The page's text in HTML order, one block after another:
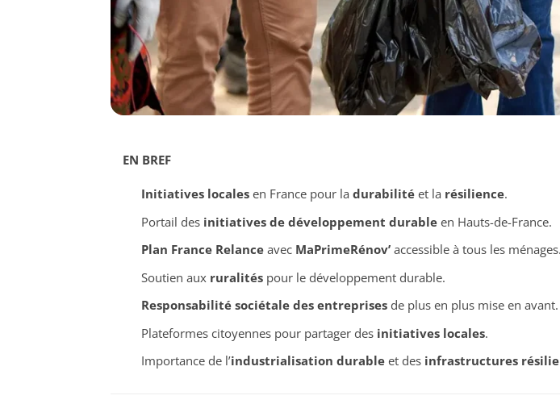
EN BREF
Initiatives localesen France pour la durabilitéet la résilience.
Portail des initiatives de développement durableen Hauts-de-France.
Plan France Relanceavec MaPrimeRénov’accessible à tous les ménages.
Soutien aux ruralitéspour le développement durable.
Responsabilité sociétale des entreprisesde plus en plus mise en avant.
Plateformes citoyennes pour partager des initiatives locales.
Importance de l’industrialisation durableet des infrastructures